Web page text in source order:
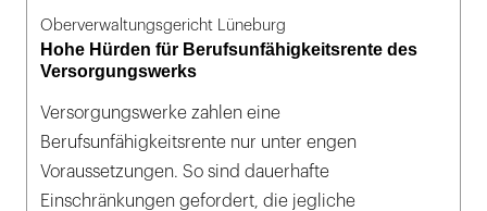
Oberverwaltungsgericht Lüneburg
Hohe Hürden für Berufsunfähigkeitsrente des
Versorgungswerks
Versorgungswerke zahlen eine
Berufsunfähigkeitsrente nur unter engen
Voraussetzungen. So sind dauerhafte
Einschränkungen gefordert, die jegliche